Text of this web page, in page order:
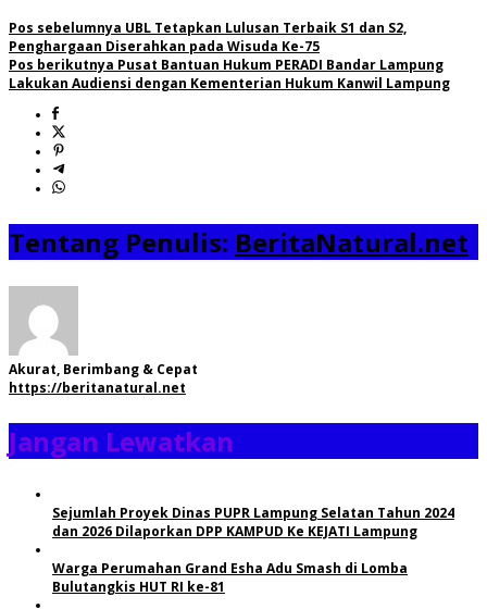
Pos sebelumnya UBL Tetapkan Lulusan Terbaik S1 dan S2,
Penghargaan Diserahkan pada Wisuda Ke-75
Pos berikutnya Pusat Bantuan Hukum PERADI Bandar Lampung
Lakukan Audiensi dengan Kementerian Hukum Kanwil Lampung
Tentang Penulis: BeritaNatural.net
Akurat, Berimbang & Cepat
https://beritanatural.net
Jangan Lewatkan
Sejumlah Proyek Dinas PUPR Lampung Selatan Tahun 2024
dan 2026 Dilaporkan DPP KAMPUD Ke KEJATI Lampung
Warga Perumahan Grand Esha Adu Smash di Lomba
Bulutangkis HUT RI ke-81